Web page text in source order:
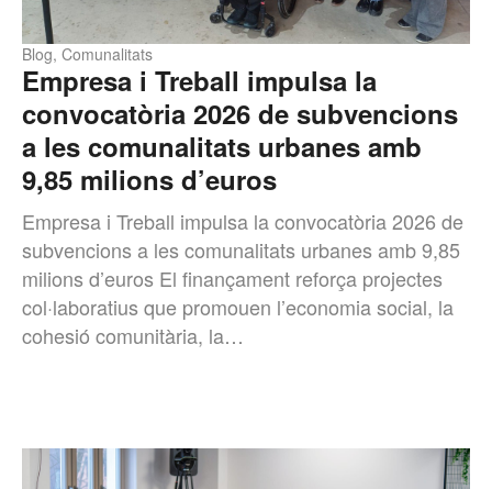
Empresa i Treball impulsa la
convocatòria 2026 de subvencions
a les comunalitats urbanes amb
9,85 milions d’euros
Blog, Comunalitats
Empresa i Treball impulsa la convocatòria 2026 de
subvencions a les comunalitats urbanes amb 9,85
milions d’euros El finançament reforça projectes
col·laboratius que promouen l’economia social, la
cohesió comunitària, la…